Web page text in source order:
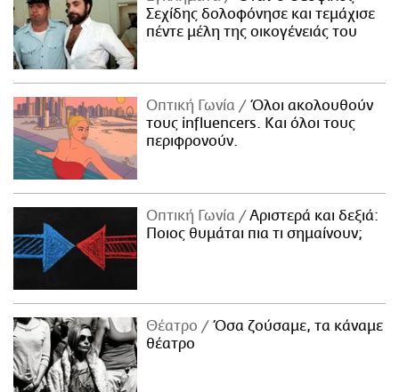
Σεχίδης δολοφόνησε και τεμάχισε
πέντε μέλη της οικογένειάς του
Οπτική Γωνία
Όλοι ακολουθούν
τους influencers. Και όλοι τους
περιφρονούν.
Οπτική Γωνία
Αριστερά και δεξιά:
Ποιος θυμάται πια τι σημαίνουν;
Θέατρο
Όσα ζούσαμε, τα κάναμε
θέατρο